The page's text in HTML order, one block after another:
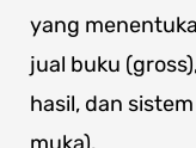
yang
jual buku
hasil, dan
muka).